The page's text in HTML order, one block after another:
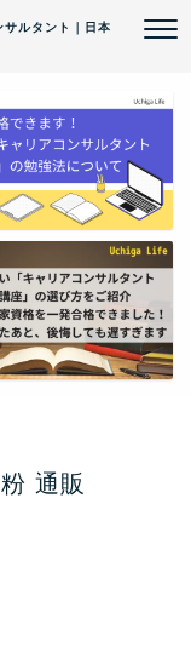
ルタント｜日本
通販